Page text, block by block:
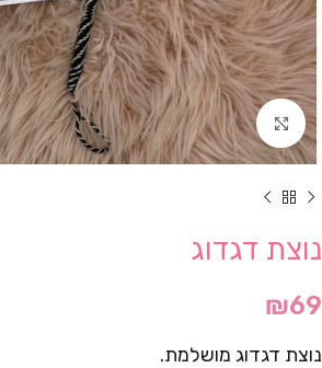
Click to enlarge
נוצת דגדוג
₪69
נוצת דגדוג מושלמת.